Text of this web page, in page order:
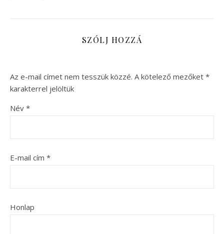
SZÓLJ HOZZÁ
Az e-mail címet nem tesszük közzé. A kötelező mezőket *
karakterrel jelöltük
Név *
E-mail cím *
Honlap